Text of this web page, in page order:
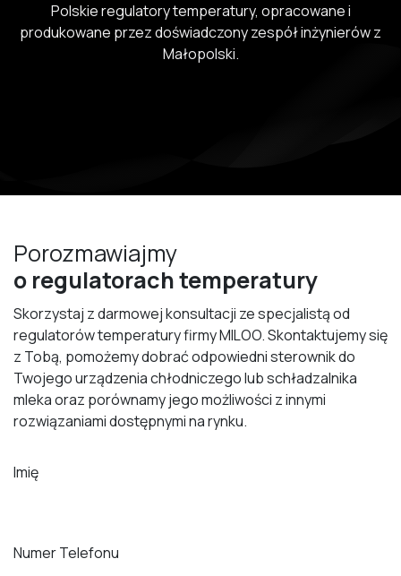
Polskie regulatory temperatury, opracowane i
produkowane przez doświadczony zespół inżynierów z
Małopolski.
Porozmawiajmy
o regulatorach temperatury
Skorzystaj z darmowej konsultacji ze specjalistą od
regulatorów temperatury firmy MILOO. Skontaktujemy się
z Tobą, pomożemy dobrać odpowiedni sterownik do
Twojego urządzenia chłodniczego lub schładzalnika
mleka oraz porównamy jego możliwości z innymi
rozwiązaniami dostępnymi na rynku.
Imię
Numer Telefonu